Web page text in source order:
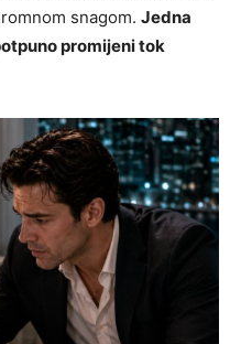
snagom. Jedna
promijeni tok